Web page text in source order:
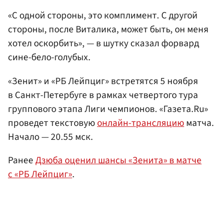
«С одной стороны, это комплимент. С другой
стороны, после Виталика, может быть, он меня
хотел оскорбить», — в шутку сказал форвард
сине-бело-голубых.
«Зенит» и «РБ Лейпциг» встретятся 5 ноября
в Санкт-Петербуге в рамках четвертого тура
группового этапа Лиги чемпионов. «Газета.Ru»
проведет текстовуюонлайн-трансляциюматча.
Начало — 20.55 мск.
РанееДзюба оценил шансы «Зенита» в матче
с «РБ Лейпциг».